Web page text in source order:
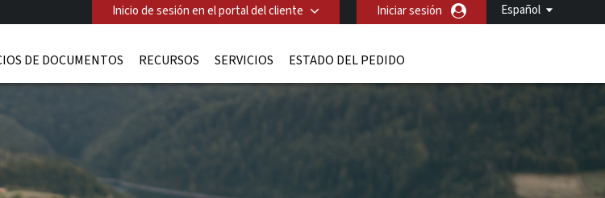
Español
Inicio de sesión en el portal del cliente Iniciar sesión
DE DOCUMENTOS RECURSOS SERVICIOS ESTADO DEL PEDIDO